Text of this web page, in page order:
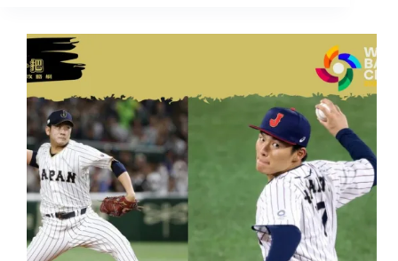
免
費
直
播
線
上
看
推
薦
｜
2026
世